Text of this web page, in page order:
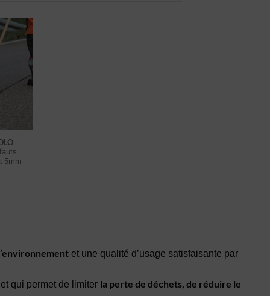
5mm
et une qualité d’usage satisfaisante par
qui permet de limiter la perte de déchets, de réduire le